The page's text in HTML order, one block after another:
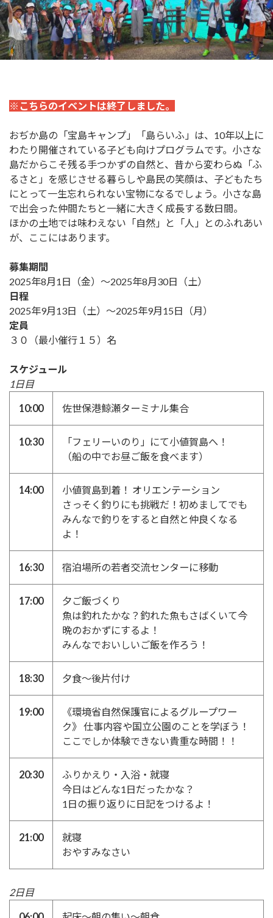
※こちらのイベントは終了しました。
おぢか島の「宝島キャンプ」「島らいふ」は、10年以上に
わたり開催されている子ども向けプログラムです。小さな
島だからこそ残る手つかずの自然と、昔から変わらぬ「ふ
るさと」を感じさせる暮らしや島民の笑顔は、子どもたち
にとって一生忘れられない宝物になるでしょう。小さな島
で出会った仲間たちと一緒に大きく成長する数日間。
ほかの土地では味わえない「自然」と「人」とのふれあい
が、ここにはあります。
募集期間
2025年8月1日（金）～2025年8月30日（土）
日程
2025年9月13日（土）～2025年9月15日（月）
定員
３０（最小催行１５）名
スケジュール
1日目
10:00 佐世保港鯨瀬ターミナル集合
10:30
「フェリーいのり」にて小値賀島へ！
（船の中でお昼ご飯を食べます）
14:00
小値賀島到着！ オリエンテーション
さっそく釣りにも挑戦だ！初めましてでも
みんなで釣りをすると自然と仲良くなる
よ！
16:30 宿泊場所の若者交流センターに移動
17:00
夕ご飯づくり
魚は釣れたかな？釣れた魚もさばくいて今
晩のおかずにするよ！
みんなでおいしいご飯を作ろう！
18:30 夕食～後片付け
19:00
《環境省自然保護官によるグループワー
ク》 仕事内容や国立公園のことを学ぼう！
ここでしか体験できない貴重な時間！！
20:30
ふりかえり・入浴・就寝
今日はどんな1日だったかな？
1日の振り返りに日記をつけるよ！
21:00
就寝
おやすみなさい
2日目